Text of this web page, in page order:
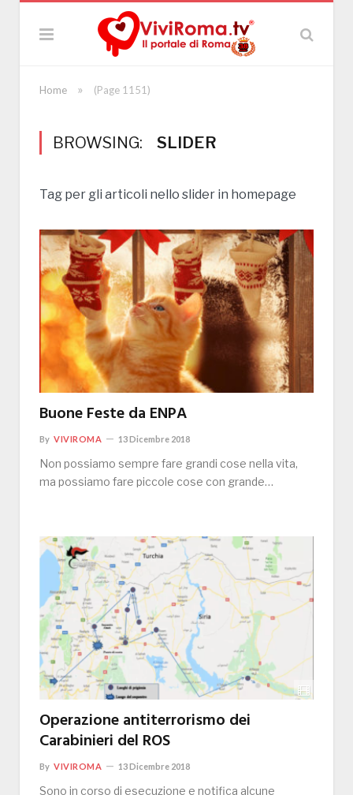
Home » (Page 1151)
BROWSING: SLIDER
Tag per gli articoli nello slider in homepage
Buone Feste da ENPA
By VIVIROMA 13 Dicembre 2018
Non possiamo sempre fare grandi cose nella vita,
ma possiamo fare piccole cose con grande…
Operazione antiterrorismo dei
Carabinieri del ROS
By VIVIROMA 13 Dicembre 2018
Sono in corso di esecuzione e notifica alcune